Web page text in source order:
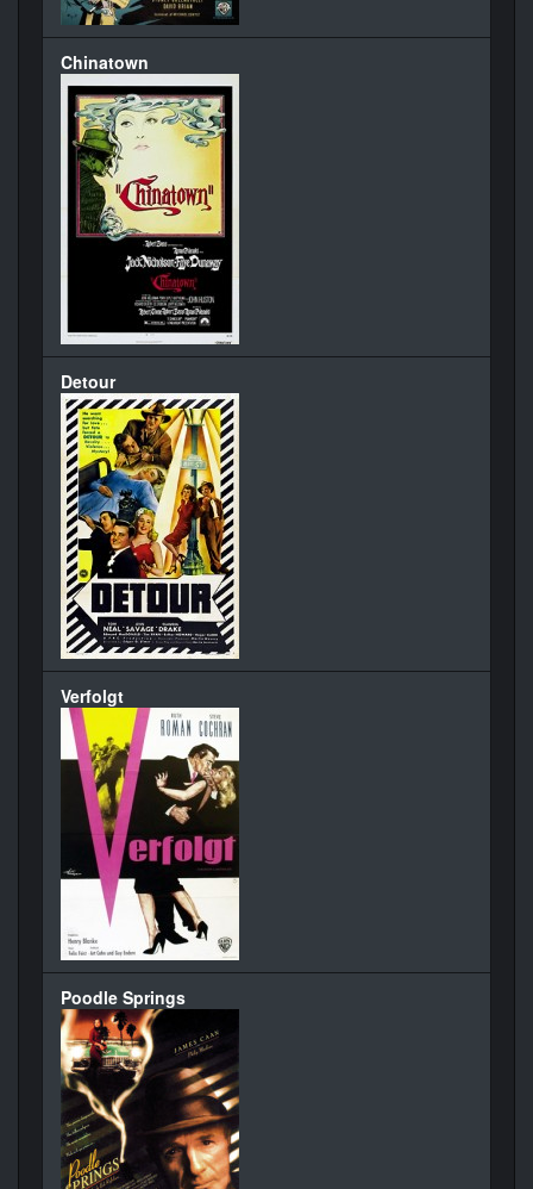
Chinatown
Detour
Verfolgt
Poodle Springs